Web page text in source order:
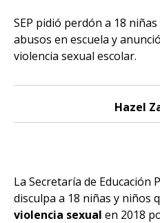
SEP pidió perdón a 18
abusos en escuela y
violencia sexual escolar.
Hazel
La Secretaría de Educación
disculpa a 18 niñas y niños
violencia sexual en 2018